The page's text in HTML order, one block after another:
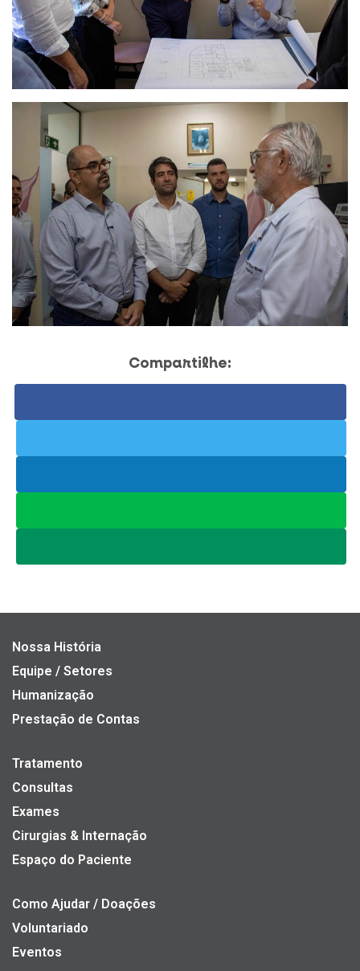
Compartilhe:
Nossa História
Equipe / Setores
Humanização
Prestação de Contas
Tratamento
Consultas
Exames
Cirurgias & Internação
Espaço do Paciente
Como Ajudar / Doações
Voluntariado
Eventos